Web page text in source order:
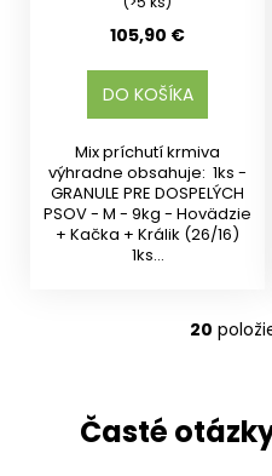
105,90 €
DO KOŠÍKA
Mix príchutí krmiva
výhradne obsahuje: 1ks -
GRANULE PRE DOSPELÝCH
PSOV - M - 9kg - Hovädzie
+ Kačka + Králik (26/16)
1ks...
20
Časté